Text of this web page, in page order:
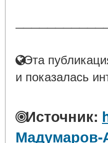
Эта
и показалась
Источник:
Мадумаров-